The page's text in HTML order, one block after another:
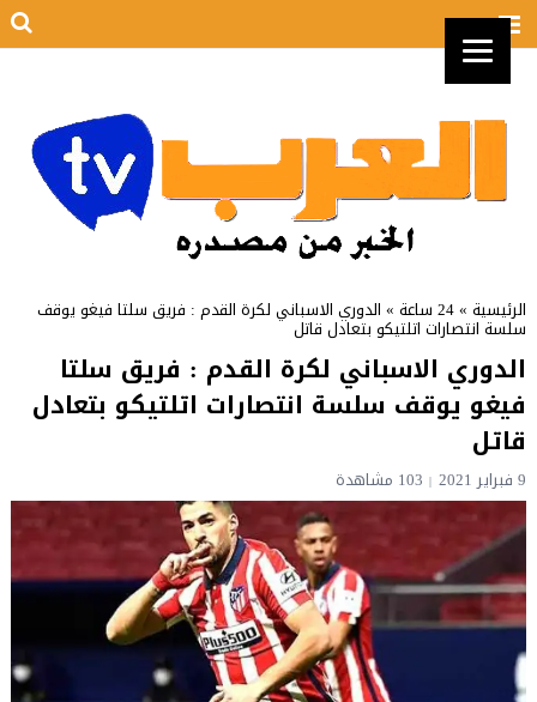
الرئيسية »24 ساعة »الدوري الاسباني لكرة القدم : فريق سلتا فيغو يوقف
سلسة انتصارات اتلتيكو بتعادل قاتل
الدوري الاسباني لكرة القدم : فريق سلتا
فيغو يوقف سلسة انتصارات اتلتيكو بتعادل
قاتل
9 فبراير 2021 103 مشاهدة